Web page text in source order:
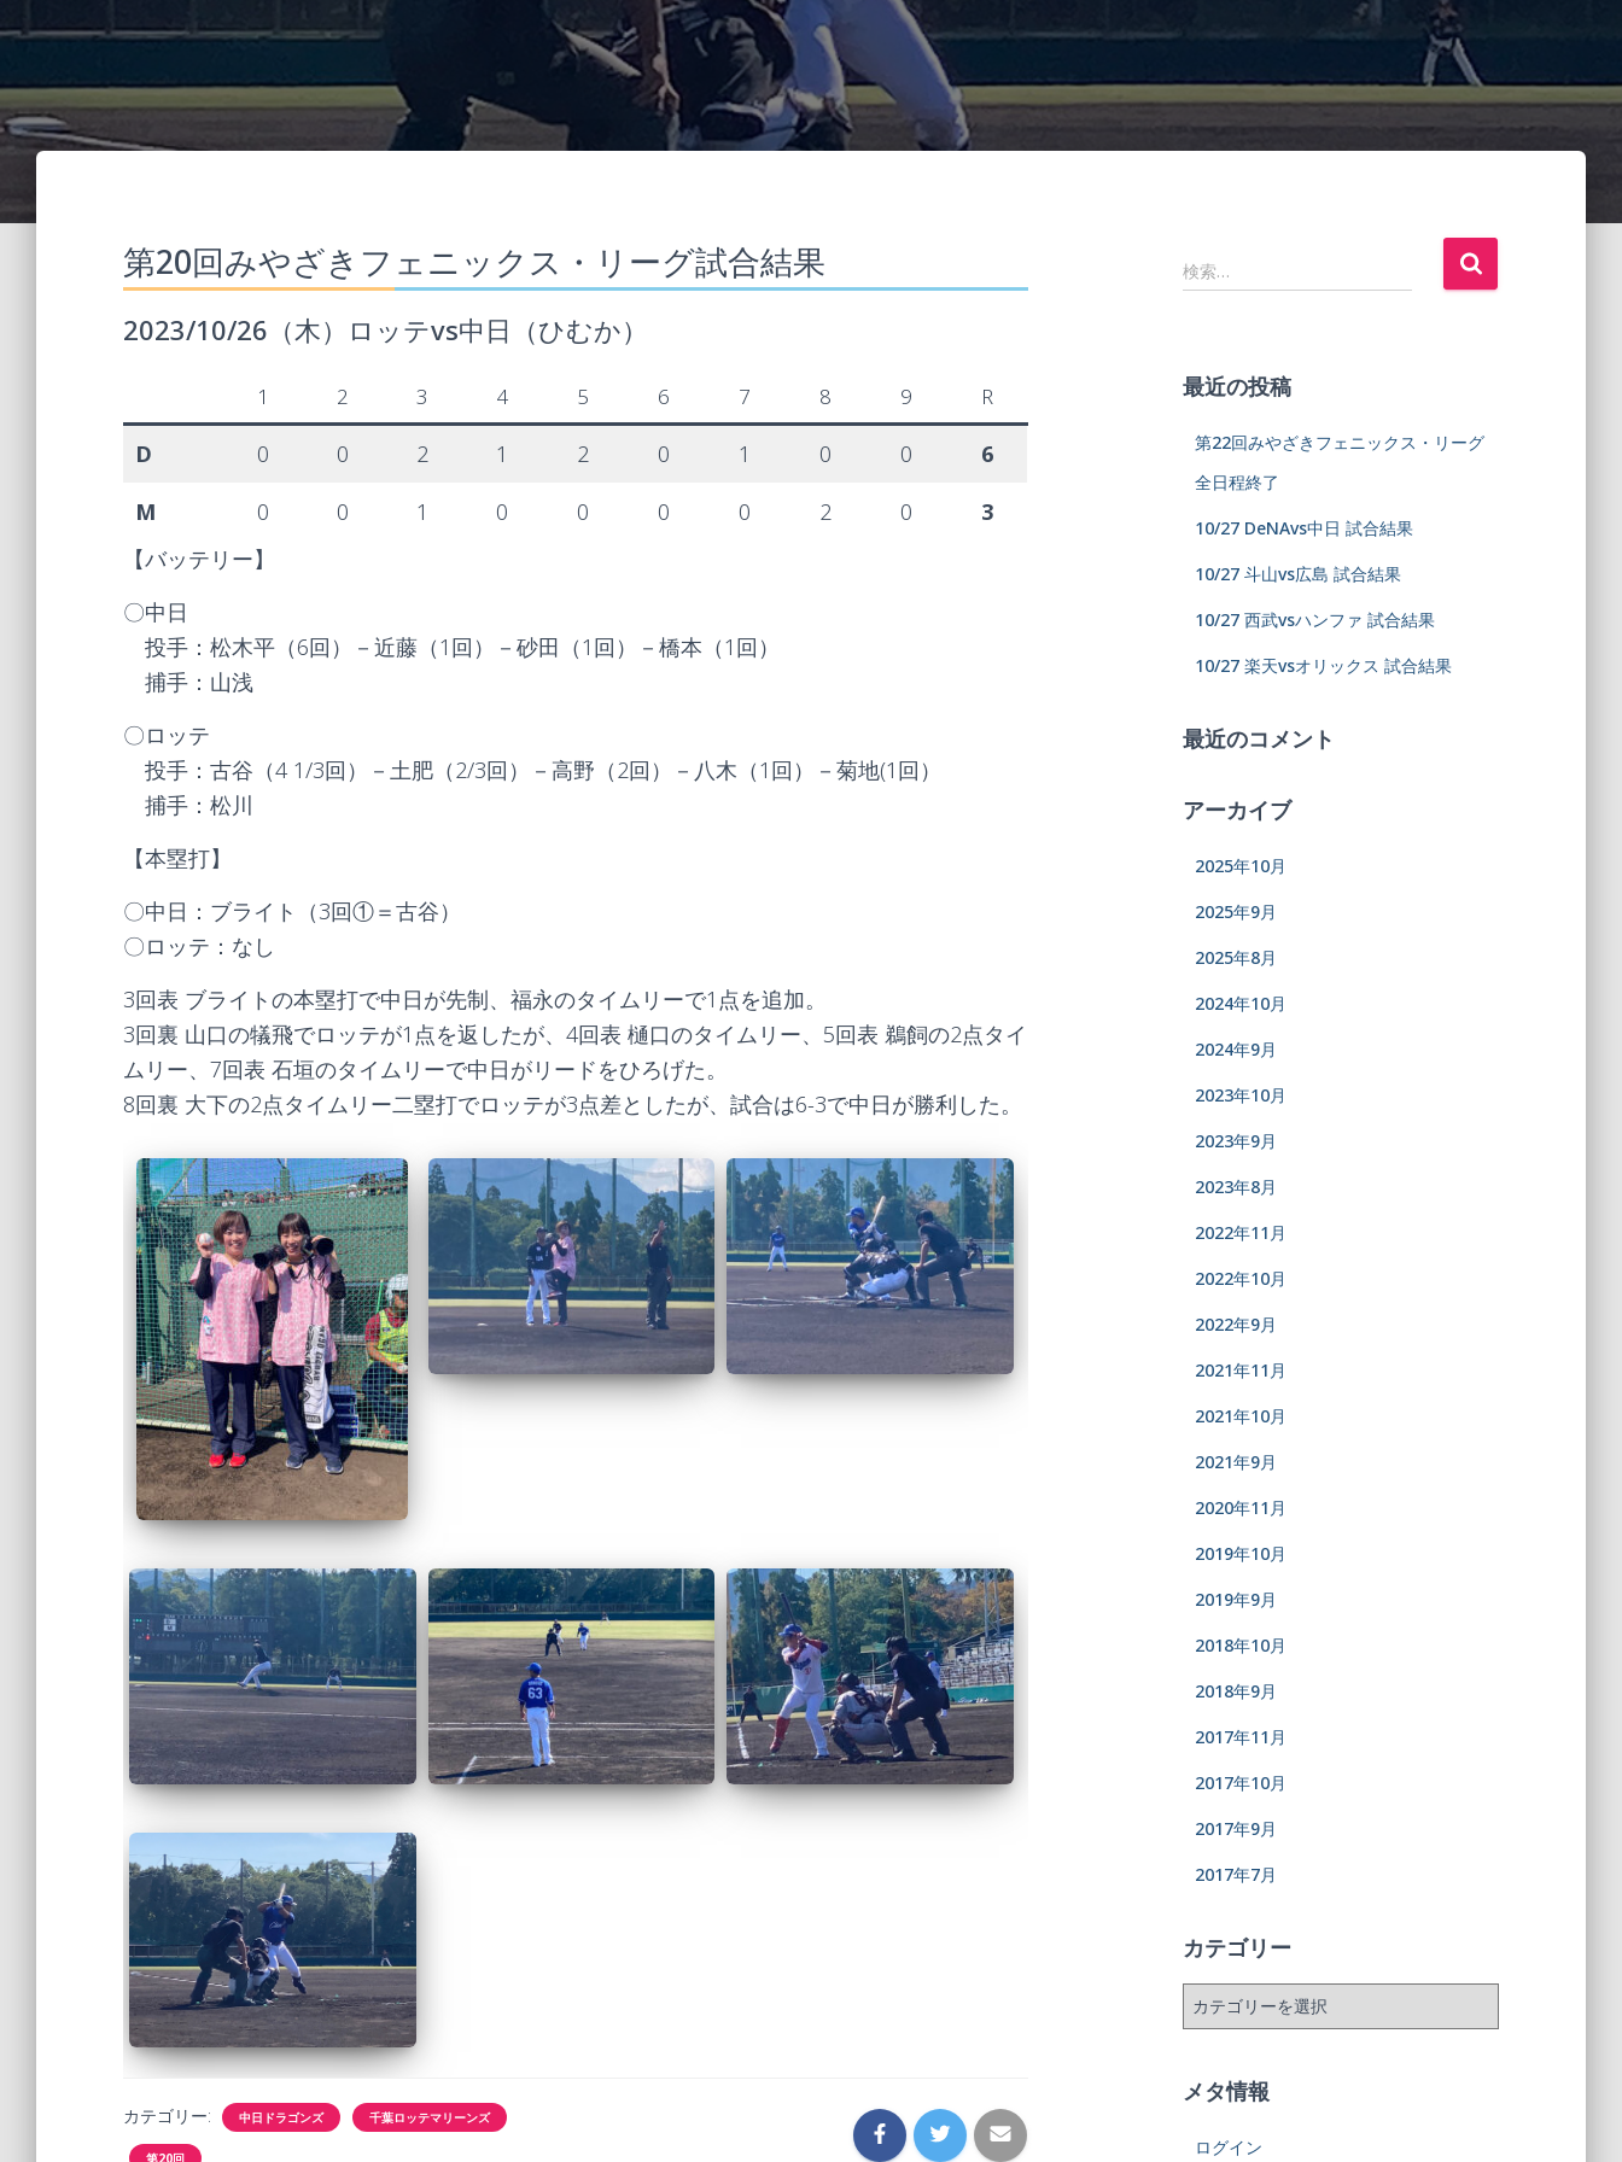
第20回みやざきフェニックス・リーグ試合結果
2023/10/26（木）ロッテvs中日（ひむか）
1 2 3 4 5 6 7 8 9 R
D 0 0 2 1 2 0 1 0 0
6
M
0 0 1 0 0 0 0 2 0
3
【バッテリー】
〇中日
投手：松木平（6回）－近藤（1回）－砂田（1回）－橋本（1回）
捕手：山浅
〇ロッテ
投手：古谷（4 1/3回）－土肥（2/3回）－高野（2回）－八木（1回）－菊地(1回）
捕手：松川
【本塁打】
〇中日：ブライト（3回①＝古谷）
〇ロッテ：なし
3回表 ブライトの本塁打で中日が先制、福永のタイムリーで1点を追加。
3回裏 山口の犠飛でロッテが1点を返したが、4回表 樋口のタイムリー、5回表 鵜飼の2点タイ
ムリー、7回表 石垣のタイムリーで中日がリードをひろげた。
8回裏 大下の2点タイムリー二塁打でロッテが3点差としたが、試合は6-3で中日が勝利した。
カテゴリー: 中日ドラゴンズ 千葉ロッテマリーンズ
第20回
検索…
最近の投稿
第22回みやざきフェニックス・リーグ
全日程終了
10/27 DeNAvs中日 試合結果
10/27 斗山vs広島 試合結果
10/27 西武vsハンファ 試合結果
10/27 楽天vsオリックス 試合結果
最近のコメント
アーカイブ
2025年10月
2025年9月
2025年8月
2024年10月
2024年9月
2023年10月
2023年9月
2023年8月
2022年11月
2022年10月
2022年9月
2021年11月
2021年10月
2021年9月
2020年11月
2019年10月
2019年9月
2018年10月
2018年9月
2017年11月
2017年10月
2017年9月
2017年7月
カテゴリー
メタ情報
ログイン